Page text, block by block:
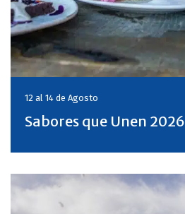
12 al 14 de Agosto
Sabores que Unen 2026